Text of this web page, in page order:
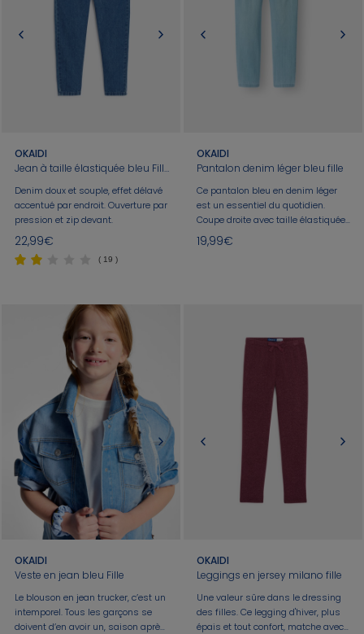
OKAIDI
Jean à taille élastiquée bleu Fille
Denim doux et souple, effet délavé
accentué par endroit. Ouverture par
pression et zip devant.
22,99€
( 19 )
OKAIDI
Pantalon denim léger bleu fille
Ce pantalon bleu en denim léger
est un essentiel du quotidien.
Coupe droite avec taille élastiquée
et ceinture amovible à nouer pour
un ajustement optimal. Tissu doux
19,99€
OKAIDI
Veste en jean bleu Fille
Le blouson en jean trucker, c’est un
intemporel. Tous les garçons se
doivent d’en avoir un, saison après
OKAIDI
Leggings en jersey milano fille
Une valeur sûre dans le dressing
des filles. Ce legging d'hiver, plus
épais et tout confort, matche avec